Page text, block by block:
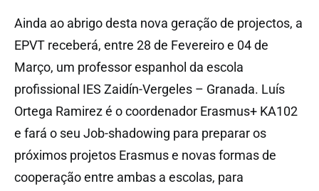
Ainda ao abrigo desta nova geração de projectos, a
EPVT receberá, entre 28 de Fevereiro e 04 de
Março, um professor espanhol da escola
profissional IES Zaidín-Vergeles – Granada. Luís
Ortega Ramirez é o coordenador Erasmus+ KA102
e fará o seu Job-shadowing para preparar os
próximos projetos Erasmus e novas formas de
cooperação entre ambas a escolas, para